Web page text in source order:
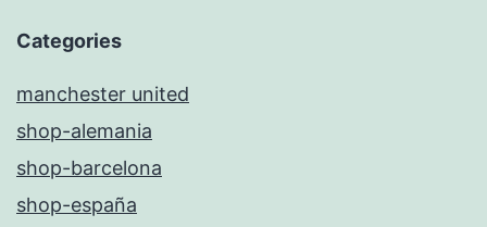
Categories
manchester united
shop-alemania
shop-barcelona
shop-españa